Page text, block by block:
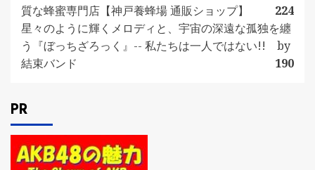
質な蜂蜜専門店【神戸養蜂場 通販ショップ】
224
星々のように輝くメロディと、宇宙の深遠な孤独を纏
う『ぼっちざろっく』-- 私たちは一人ではない!! by
結束バンド
190
PR